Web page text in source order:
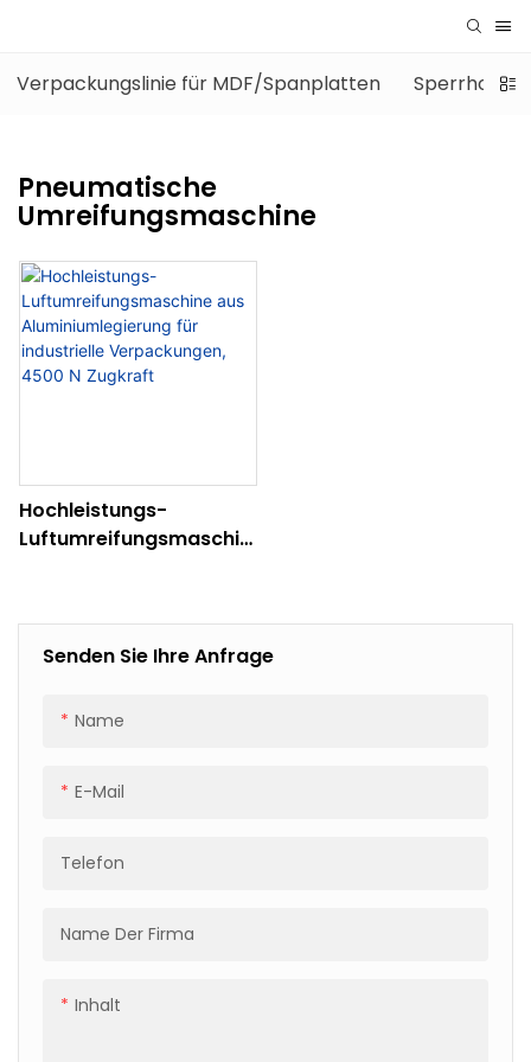
Verpackungslinie für MDF/Spanplatten Sperrholz-
Pneumatische
Umreifungsmaschine
Senden Sie Ihre Anfrage
Name
E-Mail
Telefon
Name Der Firma
Inhalt
Hochleistungs-
Luftumreifungsmaschin
Industrielle
Verpackungen, 4500 N